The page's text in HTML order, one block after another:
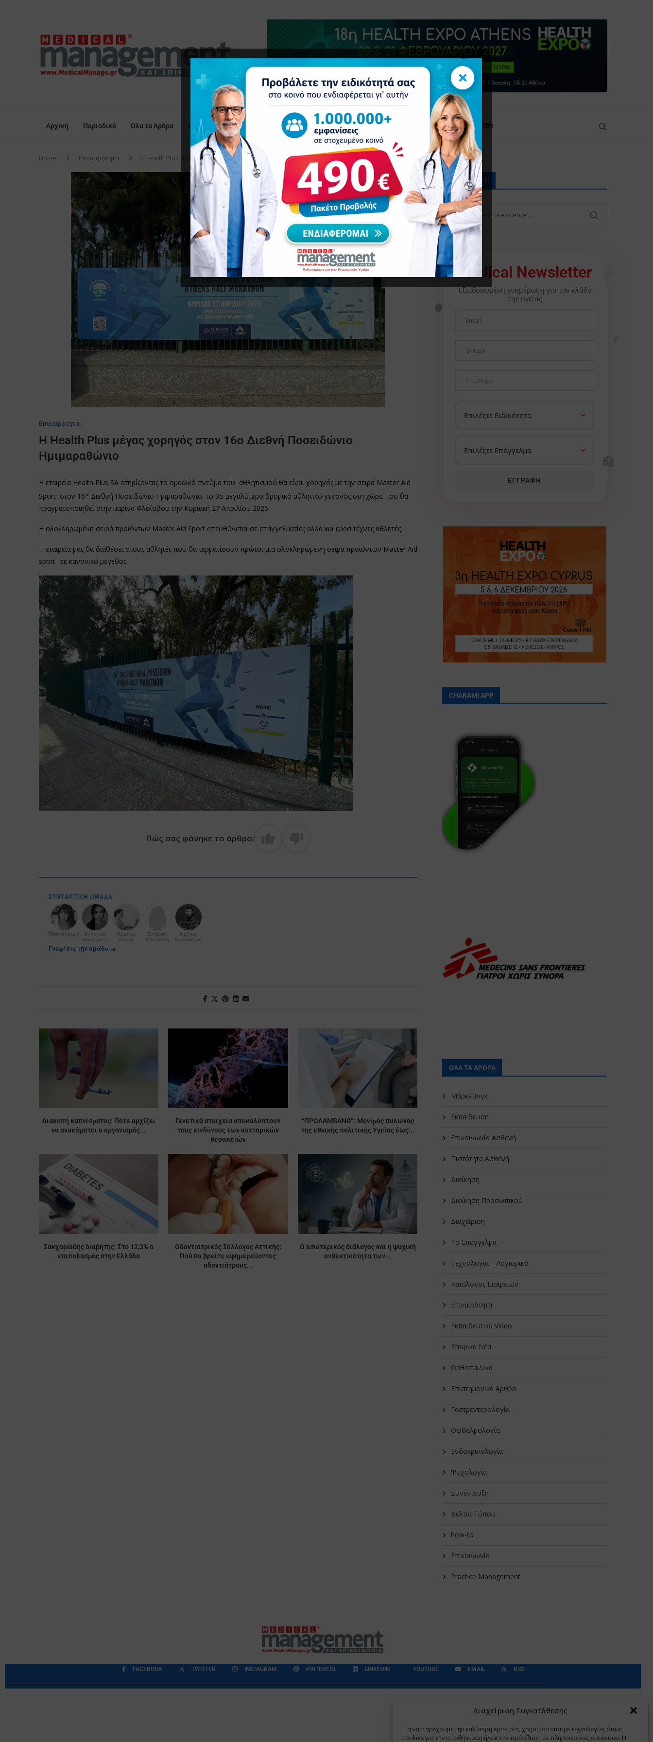
Διαχείριση Συγκατάθεσης
Για να παρέχουμε την καλύτερη εμπειρία, χρησιμοποιούμε τεχνολογίες όπως
cookies για την αποθήκευση ή/και την πρόσβαση σε πληροφορίες συσκευών. Η
Αρχική Περιοδικό Όλα τα Άρθρα Επικαιρότητα Δελτία Τύπου Προβολή Ιατρού Επικοινωνία
Home Επικαιρότητα H Health Plus μέγας χορηγός στον 16ο Διεθνή Ποσειδώνιο Ημιμαραθώνιο
Επικαιρότητα
H Health Plus μέγας χορηγός στον 16ο Διεθνή Ποσειδώνιο
Ημιμαραθώνιο
Η εταιρεία Health Plus SA στηρίζοντας το ομαδικό πνεύμα του αθλητισμού θα είναι χορηγός με την σειρά Master Aid
Sport στον 16ο Διεθνή Ποσειδώνιο Ημιμαραθώνιο, το 3ο μεγαλύτερο δρομικό αθλητικό γεγονός στη χώρα που θα
πραγματοποιηθεί στην μαρίνα Φλοίσβου την Κυριακή 27 Απριλίου 2025.
Η ολοκληρωμένη σειρά προϊόντων Master Aid Sport απευθύνεται σε επαγγελματίες αλλά και ερασιτέχνες αθλητές.
Η εταιρεία μας θα διαθέσει στους αθλητές που θα τερματίσουν πρώτοι μια ολοκληρωμένη σειρά προιόντων Master Aid
sport σε κανονικό μέγεθος.
Πώς σας φάνηκε το άρθρο;
ΣΥΝΤΑΚΤΙΚΉ ΟΜΆΔΑ
Πόπη Χαραμή
Αγγελική
Μαργαρίτη
Πάμελα
Λύτρα
Ευτέρπη
Μουζακίτη
Αιμίλιος
Παλάντζας
Γνωρίστε την ομάδα →
Διακοπή καπνίσματος: Πότε αρχίζει
να ανακάμπτει ο οργανισμός...
Γενετικά στοιχεία αποκαλύπτουν
τους κινδύνους των κυτταρικών
θεραπειών
“ΠΡΟΛΑΜΒΑΝΩ”: Μόνιμος πυλώνας
της εθνικής πολιτικής Υγείας έως...
Σακχαρώδης διαβήτης: Στο 12,3% ο
επιπολασμός στην Ελλάδα
Οδοντιατρικός Σύλλογος Αττικής:
Πού θα βρείτε εφημερεύοντες
οδοντιάτρους...
Ο εσωτερικός διάλογος και η ψυχική
ανθεκτικότητα των...
ΑΝΑΖΉΤΗΣΗ
Medical Newsletter
Εξειδικευμένη ενημέρωση για τον κλάδο
της υγείας
ΕΓΓΡΑΦΉ
CHARAMI APP
ΟΛΑ ΤΑ ΑΡΘΡΑ
Μάρκετινγκ
Εκπαίδευση
Επικοινωνία Ασθενή
Πιστότητα Ασθενή
Διοίκηση
Διοίκηση Προσωπικού
Διαχείριση
Το Επάγγελμα
Τεχνολογία – Λογισμικό
Κατάλογος Εταιρειών
Επικαιρότητα
Εκπαιδευτικά Video
Εταιρικά Νέα
Oρθοπαιδικά
Επιστημονικά Άρθρα
Γαστρεντερολογία
Οφθαλμολογία
Ενδοκρινολογία
Ψυχολογία
Συνέντευξη
Δελτία Τύπου
how-to
Επικοινωνία
Practice Management
FACEBOOK TWITTER INSTAGRAM PINTEREST LINKEDIN YOUTUBE EMAIL RSS
×
×